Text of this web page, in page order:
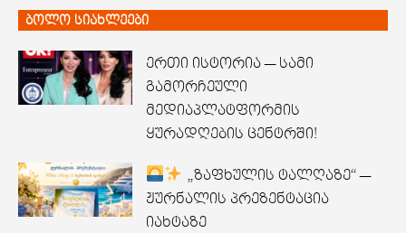
ბოლო სიახლეები
ერთი ისტორია — სამი
გამორჩეული
მედიაპლატფორმის
ყურადღების ცენტრში!
„ზაფხულის ტალღაზე“ —
ჟურნალის პრეზენტაცია
იახტაზე